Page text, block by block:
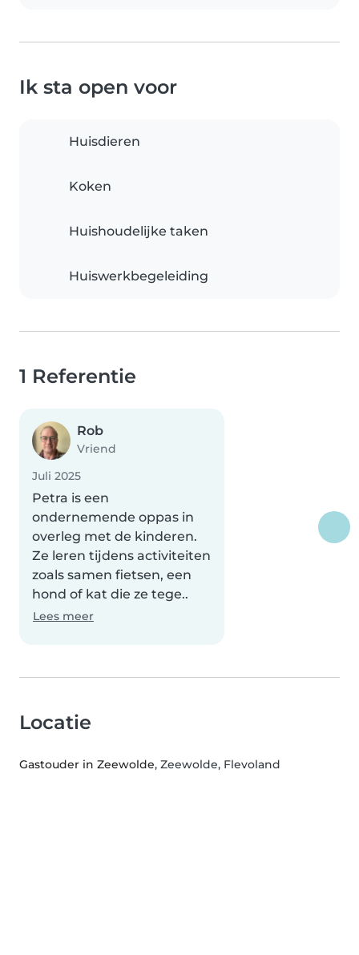
Ik sta open voor
Huisdieren
Koken
Huishoudelijke taken
Huiswerkbegeleiding
1 Referentie
Rob
Vriend
Juli 2025
Petra is een
ondernemende oppas in
overleg met de kinderen.
Ze leren tijdens activiteiten
zoals samen fietsen, een
hond of kat die ze tege..
Lees meer
Locatie
Gastouder in Zeewolde, Zeewolde, Flevoland